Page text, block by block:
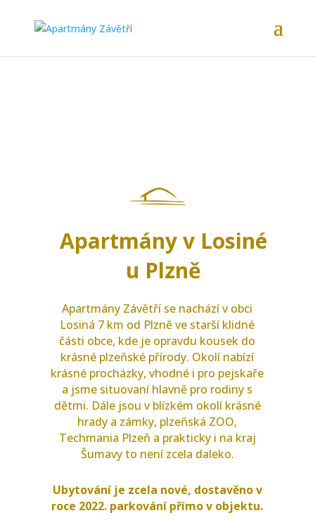
Apartmány v Losiné
u Plzně
Apartmány Závětří se nachází v obci
Losiná 7 km od Plzně ve starší klidné
části obce, kde je opravdu kousek do
krásné plzeňské přírody. Okolí nabízí
krásné procházky, vhodné i pro pejskaře
a jsme situovaní hlavně pro rodiny s
dětmi. Dále jsou v blízkém okolí krásné
hrady a zámky, plzeňská ZOO,
Techmania Plzeň a prakticky i na kraj
Šumavy to není zcela daleko.
Ubytování je zcela nové, dostavěno v
roce 2022. parkování přímo v objektu.